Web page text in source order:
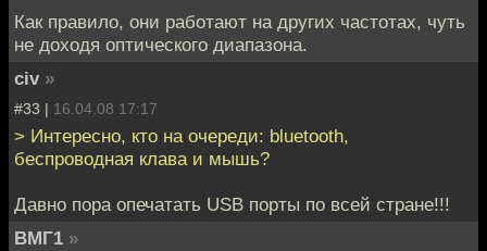
Как правило, они работают на других частотах, чуть
не доходя оптического диапазона.
civ »
#33 | 16.04.08 17:17
> Интересно, кто на очереди: bluetooth,
беспроводная клава и мышь?
Давно пора опечатать USB порты по всей стране!!!
ВМГ1 »